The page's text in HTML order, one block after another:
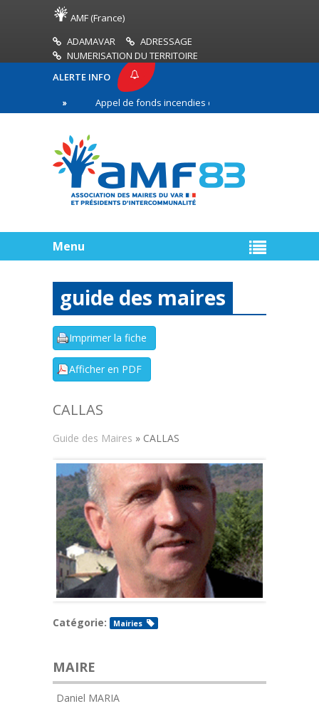
AMF (France)
ADAMAVAR
ADRESSAGE
NUMERISATION DU TERRITOIRE
ALERTE INFO
Appel de fonds incendies de forêt
ligne
Menu
guide des maires
CALLAS
Guide des Maires » CALLAS
Catégorie: Mairies
MAIRE
Daniel MARIA